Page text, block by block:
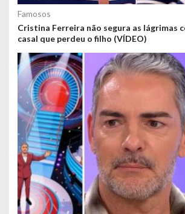
Famosos
Cristina Ferreira não segura as lágrimas
casal que perdeu o filho (VÍDEO)